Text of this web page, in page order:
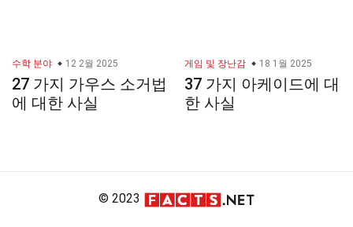
수학 분야 12 2월 2025
27 가지 가우스 소거법
에 대한 사실
게임 및 장난감 18 1월 2025
37 가지 아케이드에 대
한 사실
© 2023